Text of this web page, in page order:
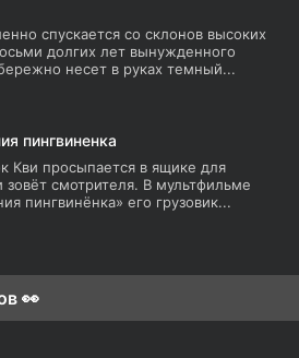
спускается со склонов высоких
долгих лет вынужденного
несет в руках темный...
пингвиненка
Кви просыпается в ящике для
зовёт смотрителя. В мультфильме
пингвинёнка» его грузовик...
👀